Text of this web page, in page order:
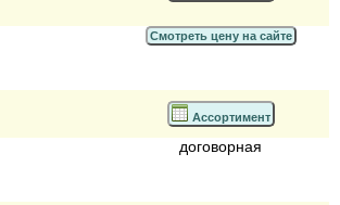
Смотреть цену на сайте
Ассортимент
договорная